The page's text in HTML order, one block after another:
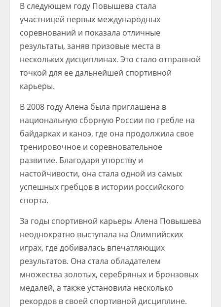
В следующем году Повышева стала
участницей первых международных
соревнований и показала отличные
результаты, заняв призовые места в
нескольких дисциплинах. Это стало отправной
точкой для ее дальнейшей спортивной
карьеры.
В 2008 году Алена была приглашена в
национальную сборную России по гребле на
байдарках и каноэ, где она продолжила свое
тренировочное и соревновательное
развитие. Благодаря упорству и
настойчивости, она стала одной из самых
успешных гребцов в истории российского
спорта.
За годы спортивной карьеры Алена Повышева
неоднократно выступала на Олимпийских
играх, где добивалась впечатляющих
результатов. Она стала обладателем
множества золотых, серебряных и бронзовых
медалей, а также установила несколько
рекордов в своей спортивной дисциплине.